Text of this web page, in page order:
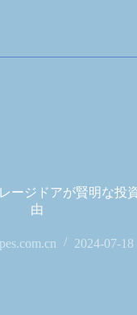
ージドアが賢明な投
由
2024-07-18